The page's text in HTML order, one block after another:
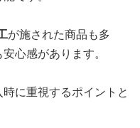
が施された商品も多
心感があります。
に重視するポイントと